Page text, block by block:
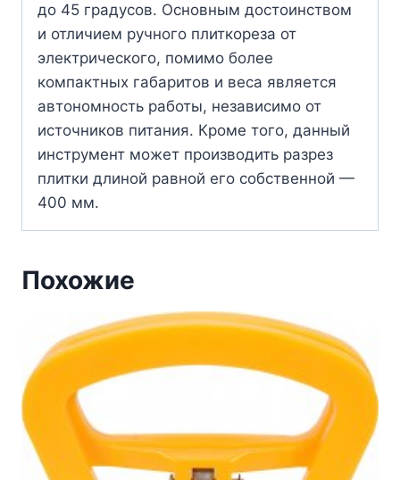
до 45 градусов. Основным достоинством
и отличием ручного плиткореза от
электрического, помимо более
компактных габаритов и веса является
автономность работы, независимо от
источников питания. Кроме того, данный
инструмент может производить разрез
плитки длиной равной его собственной —
400 мм.
Похожие